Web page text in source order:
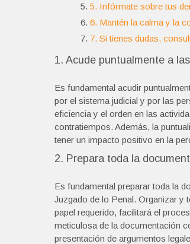
5. Infórmate sobre tus
6. Mantén la calma y la
7. Si tienes dudas,
1. Acude puntualmente a
Es fundamental acudir
por el sistema judicial y por las
eficiencia y el orden en las
contratiempos. Además, la
tener un impacto positivo en la
2. Prepara toda la
Es fundamental preparar toda la
Juzgado de lo Penal. Organizar y
papel requerido, facilitará el
meticulosa de la documentación
presentación de argumentos